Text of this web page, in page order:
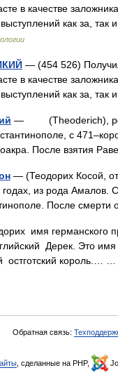
в качестве
как за,
— (454 526)
в качестве
как за,
— (Theoderich), род.
с
После взятия
— (Теодорих Косой, от
из рода Амалов.
После
имя германского
Дерек. Это
остготский король.… …
Обратная связь:
, сделанные на PHP,